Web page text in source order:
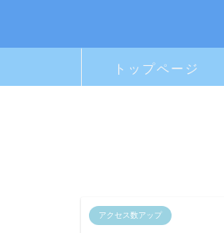
トップページ
アクセス数アップ